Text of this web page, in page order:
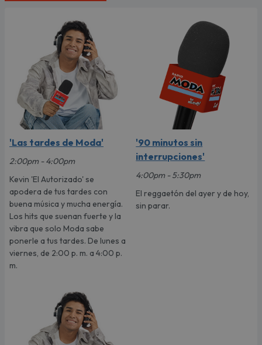
'Las tardes de Moda'
2:00pm - 4:00pm
Kevin 'El Autorizado' se
apodera de tus tardes con
buena música y mucha energía.
Los hits que suenan fuerte y la
vibra que solo Moda sabe
ponerle a tus tardes. De lunes a
viernes, de 2:00 p. m. a 4:00 p.
m.
'90 minutos sin
interrupciones'
4:00pm - 5:30pm
El reggaetón del ayer y de hoy,
sin parar.